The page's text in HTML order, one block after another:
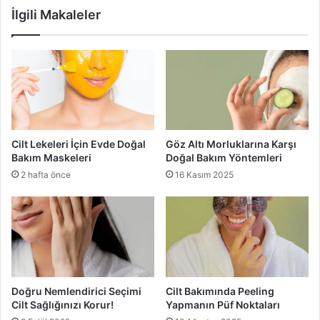
İlgili Makaleler
Cilt Lekeleri İçin Evde Doğal
Bakım Maskeleri
2 hafta önce
Göz Altı Morluklarına Karşı
Doğal Bakım Yöntemleri
16 Kasım 2025
Doğru Nemlendirici Seçimi
Cilt Sağlığınızı Korur!
Cilt Bakımında Peeling
Yapmanın Püf Noktaları